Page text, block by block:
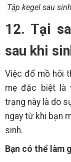
Tập kegel sau
12. Tại
sau khi
Việc đổ mồ hôi
mẹ đặc biệt là
trạng này là do
ngay từ khi bạn
sinh.
Bạn có thể làm